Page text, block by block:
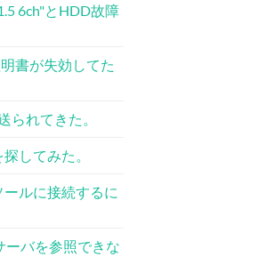
6ch"とHDD故障
書が失効してた
られてきた。
してみた。
ルに接続するに
ーバを参照できな